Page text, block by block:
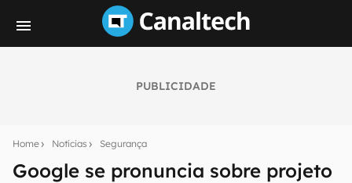
PUBLICIDADE
Home Notícias Segurança
Google se pronuncia sobre projeto
notícias e reviews sobre tecnologia em primeira